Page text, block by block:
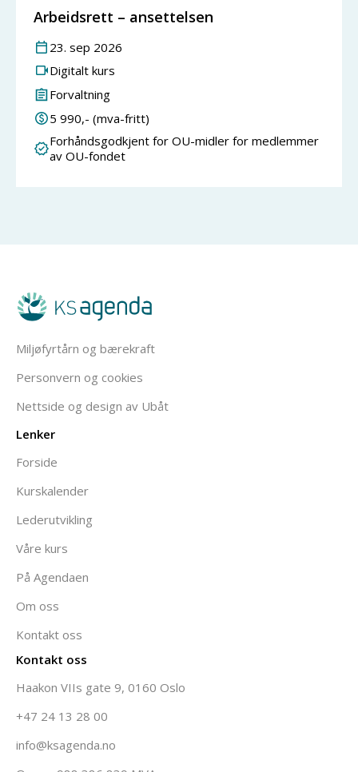
Arbeidsrett – ansettelsen
23. sep 2026
Digitalt kurs
Forvaltning
5 990,- (mva-fritt)
Forhåndsgodkjent for OU-midler for medlemmer
av OU-fondet
Miljøfyrtårn og bærekraft
Personvern og cookies
Nettside og design av Ubåt
Lenker
Forside
Kurskalender
Lederutvikling
Våre kurs
På Agendaen
Om oss
Kontakt oss
Kontakt oss
Haakon VIIs gate 9, 0160 Oslo
+47 24 13 28 00
info@ksagenda.no